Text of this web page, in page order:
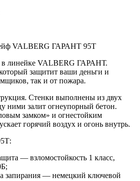
VALBERG ГАРАНТ 95T
в линейке VALBERG ГАРАНТ.
защитит ваши деньги и
так и от пожара.
Стенки выполнены из двух
ними залит огнеупорный бетон.
замком» и огнестойким
горячий воздух и огонь внутрь.
— взломостойкость 1 класс,
запирания — немецкий ключевой